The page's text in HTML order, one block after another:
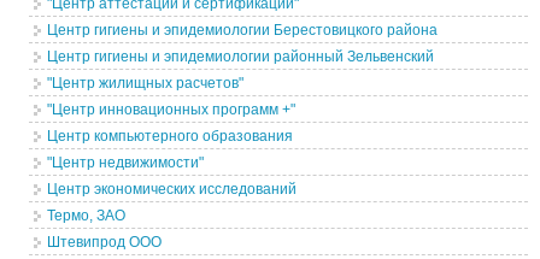
"Центр аттестации и сертификации"
Центр гигиены и эпидемиологии Берестовицкого района
Центр гигиены и эпидемиологии районный Зельвенский
"Центр жилищных расчетов"
"Центр инновационных программ +"
Центр компьютерного образования
"Центр недвижимости"
Центр экономических исследований
Термо, ЗАО
Штевипрод ООО